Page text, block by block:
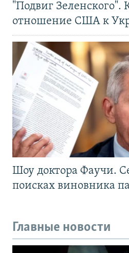
"Подвиг Зеленского".
отношение США к
Шоу доктора Фаучи.
поисках виновника
Главные новости